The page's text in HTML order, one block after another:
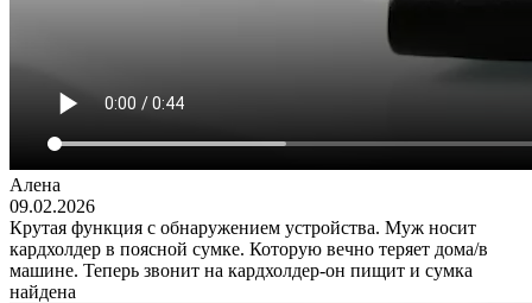
Алена
09.02.2026
Крутая функция с обнаружением устройства. Муж носит
кардхолдер в поясной сумке. Которую вечно теряет дома/в
машине. Теперь звонит на кардхолдер-он пищит и сумка
найдена